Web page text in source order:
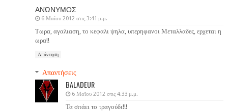
ΑΝΏΝΥΜΟΣ
6 Μαΐου 2012 στις 3:41 μ.μ.
Τωρα, αγαλιαση, το κεφαλι ψηλα, υπερηφανοι Μεταλλαδες, ερχεται η
ωρα!!
Απάντηση
Απαντήσεις
BALADEUR
6 Μαΐου 2012 στις 4:33 μ.μ.
Τα σπάει το τραγούδι!!!